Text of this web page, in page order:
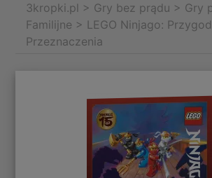
3kropki.pl > Gry bez prądu > Gry
Familijne > LEGO Ninjago:
Przeznaczenia